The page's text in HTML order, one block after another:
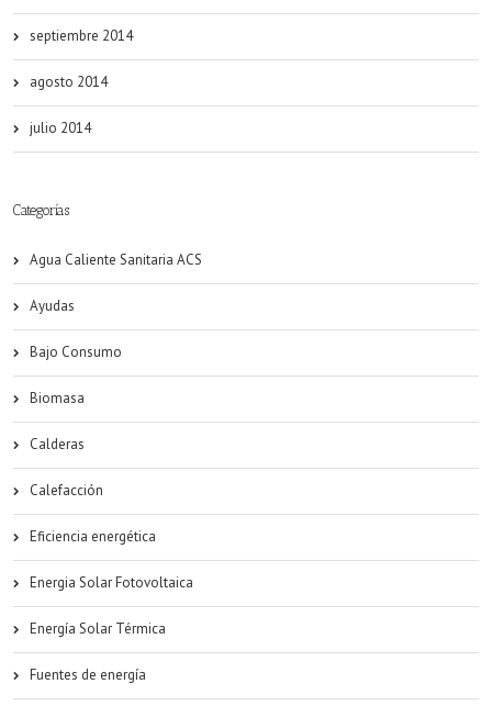
septiembre 2014
agosto 2014
julio 2014
Categorías
Agua Caliente Sanitaria ACS
Ayudas
Bajo Consumo
Biomasa
Calderas
Calefacción
Eficiencia energética
Energia Solar Fotovoltaica
Energía Solar Térmica
Fuentes de energía